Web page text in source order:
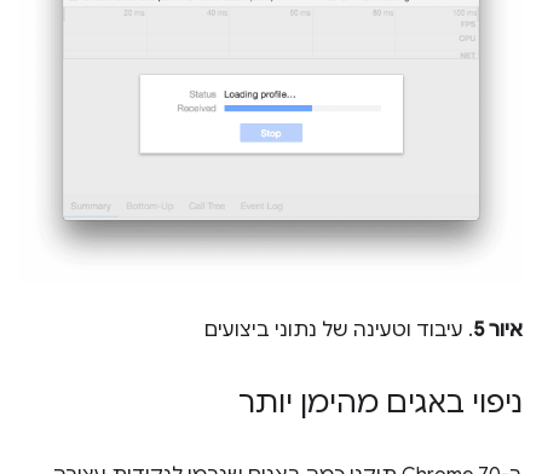
איור 5 . עיבוד וטעינה של נתוני ביצועים
ניפוי באגים מהימן יותר